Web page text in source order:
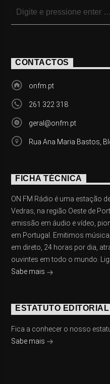
CONTACTOS
onfm.pt
261 322 318
geral@onfm.pt
Rua Ana Maria Bastos,
FICHA TÉCNICA
ON FM Rádio é uma estação
Vedras, na região Oeste de
emissão em áudio e vídeo,
em Portugal. Emitimos
em direto, 24 horas por dia,
ouvintes em todo o mundo.
Sabe mais
ESTATUTO EDITORIAL
Fica a conhecer o nosso
Sabe mais